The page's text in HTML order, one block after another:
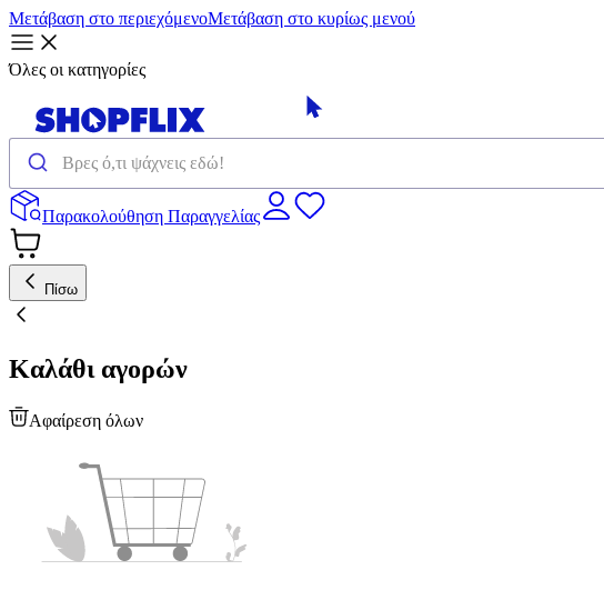
Μετάβαση στο περιεχόμενοΜετάβαση στο κυρίως μενού
Όλες οι κατηγορίες
Παρακολούθηση Παραγγελίας
Πίσω
Καλάθι αγορών
Αφαίρεση όλων